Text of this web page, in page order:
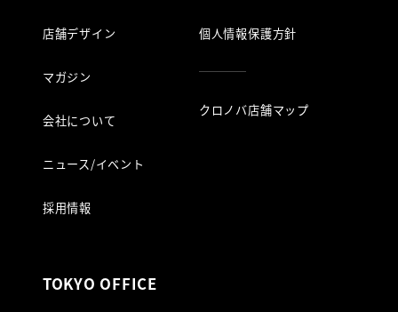
店舗デザイン
マガジン
会社について
ニュース/イベント
採用情報
個人情報保護方針
クロノバ店舗マップ
TOKYO OFFICE